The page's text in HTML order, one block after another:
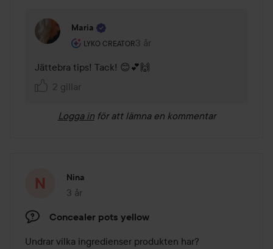
Maria
LYKO CREATOR
Användarens roll: Lyko Creator.
3 år
Kommentaren lades 3 år
Jättebra tips! Tack! 😊💕🙌
2 gillar
Logga in för att lämna en kommentar
Nina
3 år
Inlägget skapades 3 år
Concealer pots yellow
Undrar vilka ingredienser produkten har?